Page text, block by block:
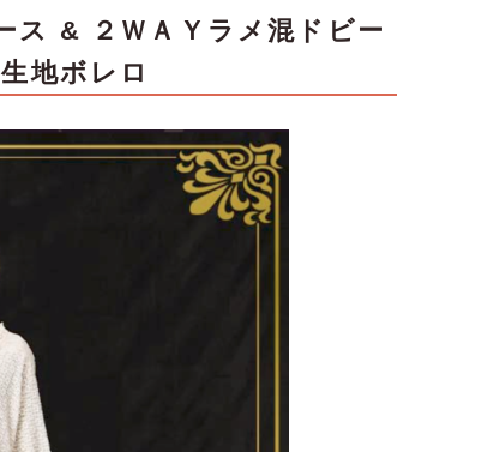
ス & ２ＷＡＹラメ混ドビー
地ボレロ